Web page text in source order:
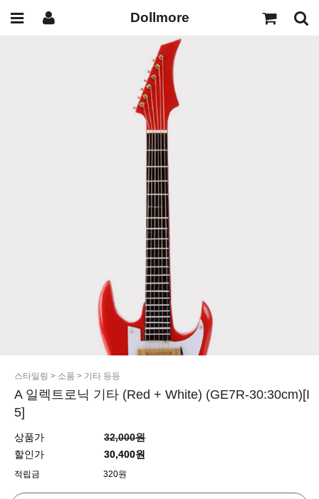
Dollmore
스타일링 > 소품 > 기타 등등
A 일렉트로닉 기타 (Red + White) (GE7R-30:30cm)[I
5]
상품가
32,000원
할인가
30,400원
적립금 320원